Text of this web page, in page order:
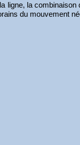
la
du mouvement